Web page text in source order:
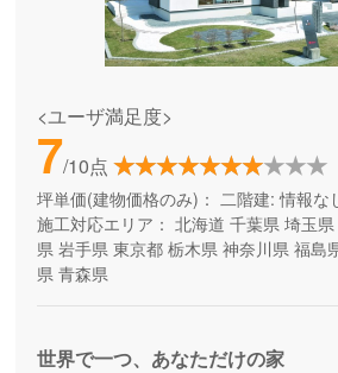
<ユーザ満足度>
7/10点
坪単価(建物価格のみ)： 二階建: 情報な
施工対応エリア： 北海道 千葉県 埼玉県
県 岩手県 東京都 栃木県 神奈川県 福島
県 青森県
世界で一つ、あなただけの家